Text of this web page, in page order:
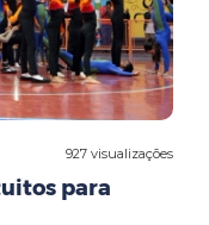
927 visualizações
para